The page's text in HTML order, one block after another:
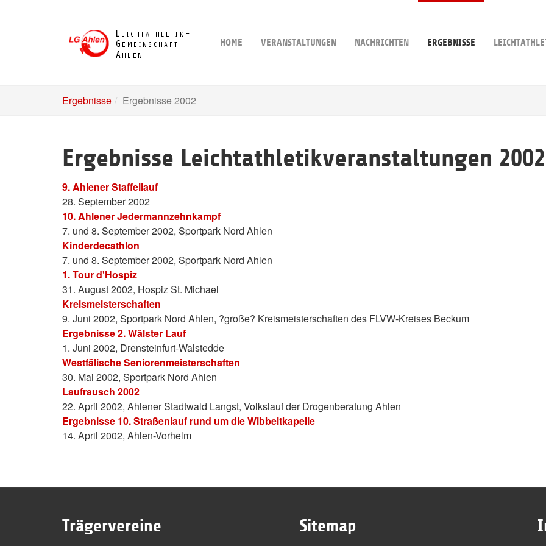
HOME VERANSTALTUNGEN NACHRICHTEN ERGEBNISSE
Ergebnisse Ergebnisse 2002
Ergebnisse Leichtathletikveranstaltungen 2002
9. Ahlener Staffellauf
28. September 2002
10. Ahlener Jedermannzehnkampf
7. und 8. September 2002, Sportpark Nord Ahlen
Kinderdecathlon
7. und 8. September 2002, Sportpark Nord Ahlen
1. Tour d'Hospiz
31. August 2002, Hospiz St. Michael
Kreismeisterschaften
9. Juni 2002, Sportpark Nord Ahlen, ?große? Kreismeisterschaften des FLVW-Kreises Beckum
Ergebnisse 2. Wälster Lauf
1. Juni 2002, Drensteinfurt-Walstedde
Westfälische Seniorenmeisterschaften
30. Mai 2002, Sportpark Nord Ahlen
Laufrausch 2002
22. April 2002, Ahlener Stadtwald Langst, Volkslauf der Drogenberatung Ahlen
Ergebnisse 10. Straßenlauf rund um die Wibbeltkapelle
14. April 2002, Ahlen-Vorhelm
Trägervereine Sitemap